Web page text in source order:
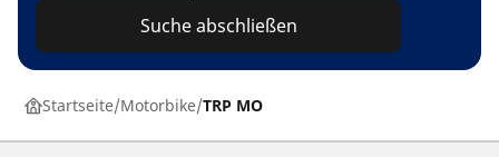
Suche abschließen
Startseite Motorbike TRP MO